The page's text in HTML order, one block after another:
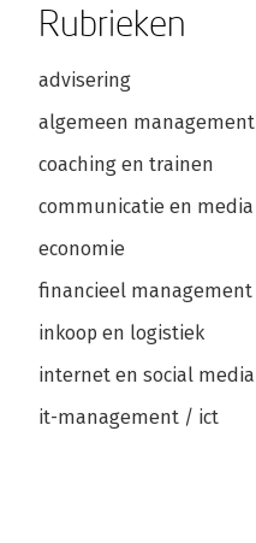
Rubrieken
advisering
algemeen management
coaching en trainen
communicatie en media
economie
financieel management
inkoop en logistiek
internet en social media
it-management / ict